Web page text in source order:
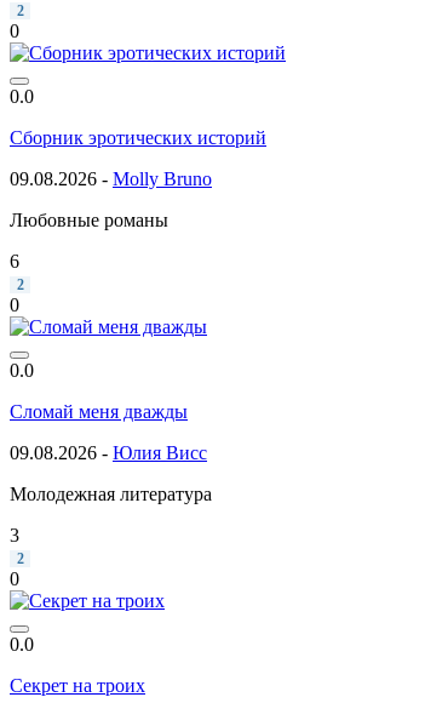
2
0
0.0
Сборник эротических историй
09.08.2026 - Molly Bruno
Любовные романы
6
2
0
0.0
Сломай меня дважды
09.08.2026 - Юлия Висс
Молодежная литература
3
2
0
0.0
Секрет на троих